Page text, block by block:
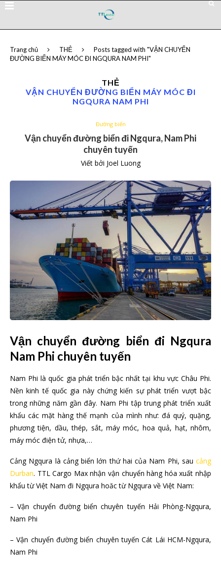
Trang chủ THẺ
Posts tagged with "VẬN CHUYỂN
ĐƯỜNG BIỂN MÁY MÓC ĐI NGQURA NAM PHI"
THẺ
VẬN CHUYỂN ĐƯỜNG BIỂN MÁY MÓC ĐI
NGQURA NAM PHI
Đường biển
Vận chuyển đường biển đi Ngqura, Nam Phi
chuyên tuyến
Viết bởi Joel Luong
Vận chuyển đường biển đi Ngqura
Nam Phi chuyên tuyến
Nam Phi là quốc gia phát triển bậc nhất tại khu vực Châu Phi.
Nền kinh tế quốc gia này chứng kiến sự phát triển vượt bậc
trong những năm gần đây. Nam Phi tập trung phát triển xuất
khẩu các mặt hàng thế mạnh của mình như: đá quý, quặng,
phương tiện, dầu, thép, sắt, máy móc, hoa quả, hạt, nhôm,
máy móc điện tử, nhựa,…
Cảng Ngqura là cảng biển lớn thứ hai của Nam Phi, sau cảng
Durban. TTL Cargo Max nhận vận chuyển hàng hóa xuất nhập
khẩu từ Việt Nam đi Ngqura hoăc từ Ngqura về Việt Nam:
– Vận chuyển đường biển chuyên tuyến Hải Phòng-Ngqura,
Nam Phi
– Vận chuyển đường biển chuyên tuyến Cát Lái HCM-Ngqura,
Nam Phi